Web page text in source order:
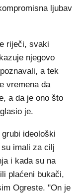
ljubav
riječi, svaki
njegovo
a tek
vremena da
a da je ono što
je.
ideološki
imali za cilj
i kada su na
plaćeni bukači,
Ogreste. "On je